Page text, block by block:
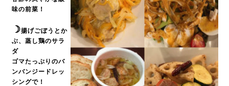
味の前菜！
☽揚げごぼうとか
ぶ、蒸し鶏のサラ
ダ
ゴマたっぷりのバ
ンバンジードレッ
シングで！